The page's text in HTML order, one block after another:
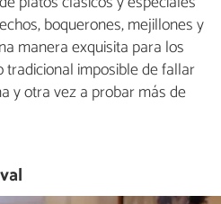
boquerones, mejillones y
manera exquisita para los
tradicional imposible de fallar
y otra vez a probar más de